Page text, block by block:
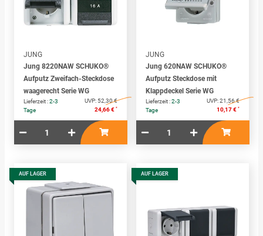
JUNG
Jung 8220NAW SCHUKO®
Aufputz Zweifach-Steckdose
waagerecht Serie WG
Lieferzeit :2-3
Tage
UVP: 52,30 €
24,66 € *
JUNG
Jung 620NAW SCHUKO®
Aufputz Steckdose mit
Klappdeckel Serie WG
Lieferzeit :2-3
Tage
UVP:21,56 €
10,17 € *
AUF LAGER AUF LAGER